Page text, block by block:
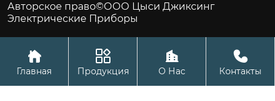
Авторское право©ООО Цыси Джиксинг
Электрические Приборы

Главная

Продукция

О Нас

Контакты